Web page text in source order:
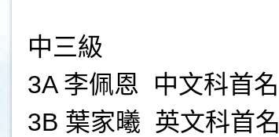
中三級
3A 李佩恩 中文科首名
3B 葉家曦 英文科首名